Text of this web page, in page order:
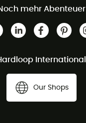
mehr Abenteuer
International
Our Shops